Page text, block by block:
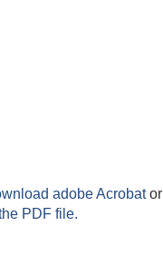
adobe Acrobator
PDF file.